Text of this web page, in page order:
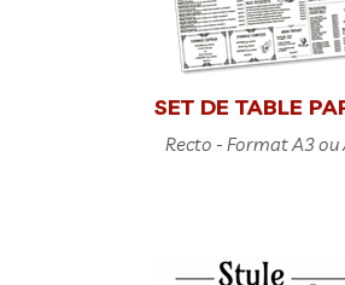
SET DE TABLE
Recto - Format A3 ou